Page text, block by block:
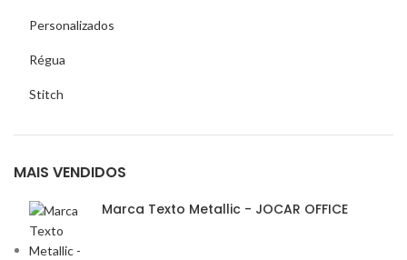
Personalizados
Régua
Stitch
MAIS VENDIDOS
Marca Texto Metallic - JOCAR OFFICE